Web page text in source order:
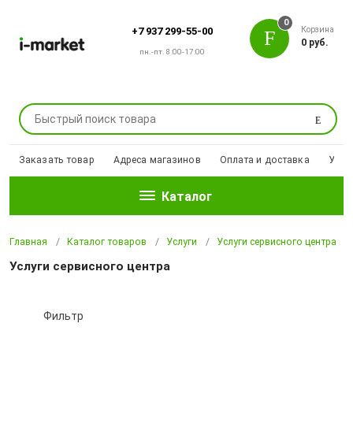
+7 937 299-55-00
пн.-пт. 8:00-17:00
Поиск
0
Корзина
0 руб.
Заказать товар Адреса магазинов Оплата и доставка
Каталог
Главная Каталог товаров Услуги Услуги сервисного центра
Услуги сервисного центра
Фильтр